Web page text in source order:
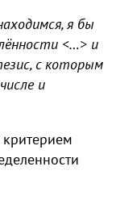
я бы
<…> и
с которым
и
критерием